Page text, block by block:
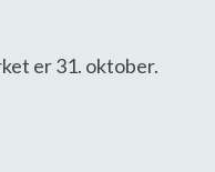
er 31. oktober.